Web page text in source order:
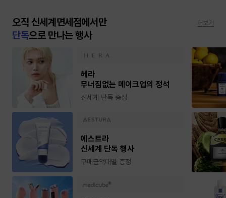
오직 신세계면세점에서만
단독으로 만나는 행사
더보기
헤라
무너짐없는 메이크업의 정석
신세계 단독 증정
에스트라
신세계 단독 행사
구매금액대별 증정